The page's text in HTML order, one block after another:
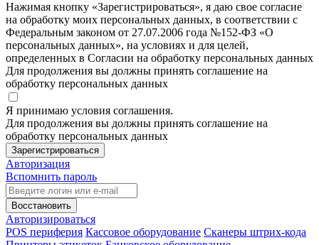
Нажимая кнопку «Зарегистрироваться», я даю свое согласие
на обработку моих персональных данных, в соответствии с
Федеральным законом от 27.07.2006 года №152-ФЗ «О
персональных данных», на условиях и для целей,
определенных в Согласии на обработку персональных данных
Для продолжения вы должны принять соглашение на
обработку персональных данных
Я принимаю условия соглашения.
Для продолжения вы должны принять соглашение на
обработку персональных данных
Зарегистрироваться
Авторизация
Вспомнить пароль
Восстановить
Авторизироваться
POS периферия Кассовое оборудование Сканеры штрих-кода